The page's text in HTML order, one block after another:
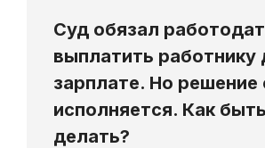
Суд обязал
выплатить работнику
зарплате. Но решение
исполняется. Как
делать?